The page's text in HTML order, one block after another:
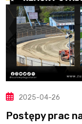
2025-04-26
Postępy prac